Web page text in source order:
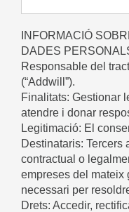
INFORMACIÓ
DADES
Responsable del
(“Addwill”).
Finalitats: Gestionar
atendre i donar
Legitimació: El
Destinataris: Tercers
contractual o
empreses del mateix
necessari per
Drets: Accedir,